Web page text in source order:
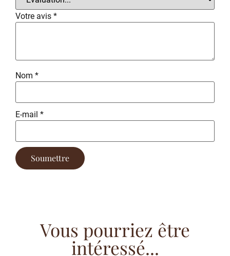
Votre avis *
Nom *
E-mail *
Vous pourriez être
intéressé...